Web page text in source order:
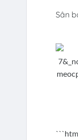
Sân
```html